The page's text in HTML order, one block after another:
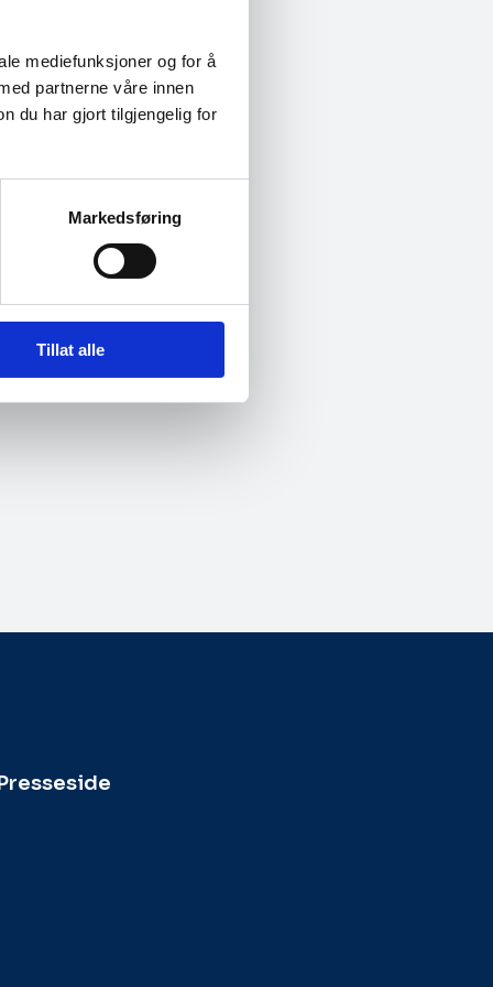
mediefunksjoner og for å
partnerne våre innen
du har gjort tilgjengelig for
Markedsføring
Tillat alle
rustet for å
Oslo i Øvre
starter fra kl